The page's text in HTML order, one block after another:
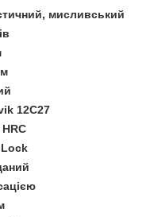
мисливський
12C27